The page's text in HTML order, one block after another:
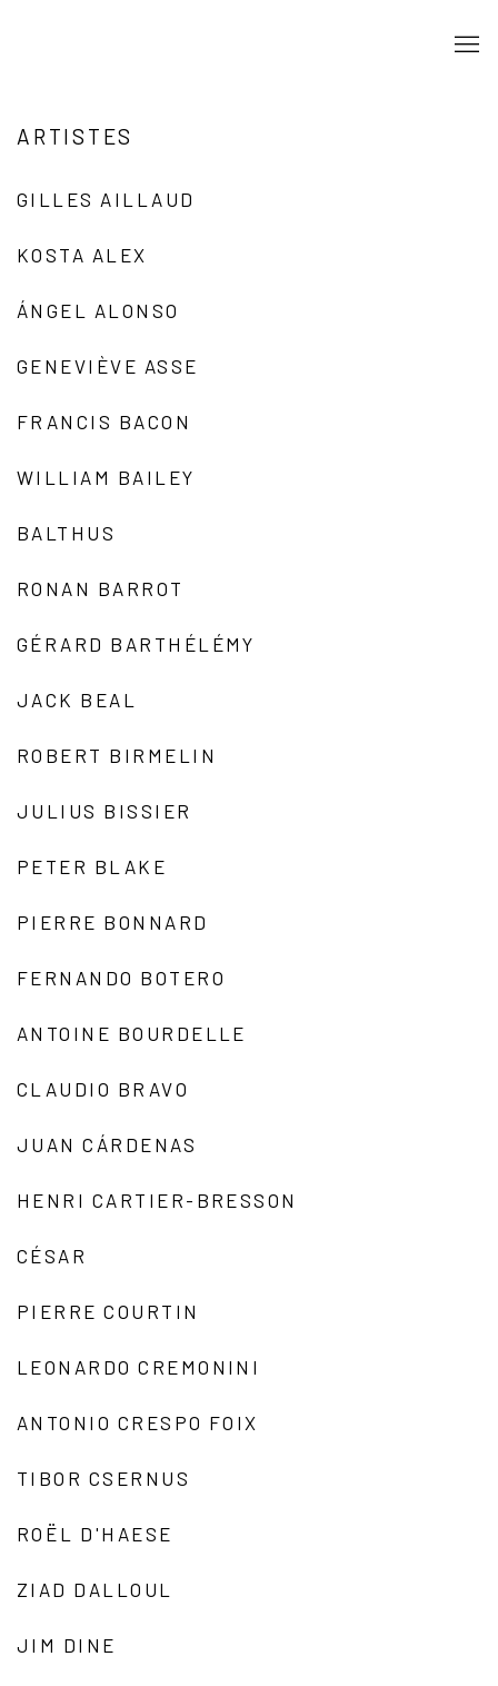
ARTISTES
GILLES AILLAUD
KOSTA ALEX
ÁNGEL ALONSO
GENEVIÈVE ASSE
FRANCIS BACON
WILLIAM BAILEY
BALTHUS
RONAN BARROT
GÉRARD BARTHÉLÉMY
JACK BEAL
ROBERT BIRMELIN
JULIUS BISSIER
PETER BLAKE
PIERRE BONNARD
FERNANDO BOTERO
ANTOINE BOURDELLE
CLAUDIO BRAVO
JUAN CÁRDENAS
HENRI CARTIER-BRESSON
CÉSAR
PIERRE COURTIN
LEONARDO CREMONINI
ANTONIO CRESPO FOIX
TIBOR CSERNUS
ROËL D'HAESE
ZIAD DALLOUL
JIM DINE